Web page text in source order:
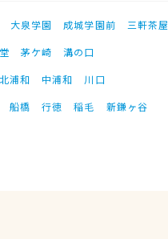
大泉学園 成城学園前 三軒茶屋
茅ケ崎
溝の口
北浦和 中浦和
川口
船橋 行徳 稲毛 新鎌ヶ谷